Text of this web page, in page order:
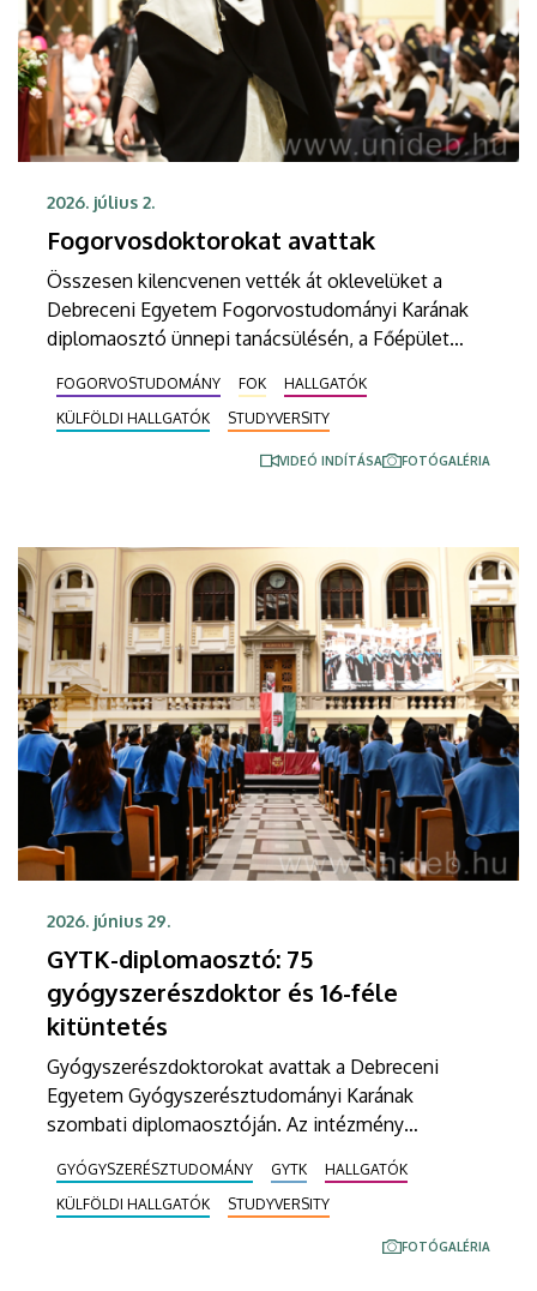
2026. július 2.
Fogorvosdoktorokat avattak
Összesen kilencvenen vették át oklevelüket a
Debreceni Egyetem Fogorvostudományi Karának
diplomaosztó ünnepi tanácsülésén, a Főépület
hallgatói önkormányzati kitüntetéseket is
kiosztottak.
FOGORVOSTUDOMÁNY FOK
HALLGATÓK
KÜLFÖLDI HALLGATÓK
STUDYVERSITY
VIDEÓ INDÍTÁSA FOTÓGALÉRIA
2026. június 29.
GYTK-diplomaosztó: 75
gyógyszerészdoktor és 16-féle
kitüntetés
Gyógyszerészdoktorokat avattak a Debreceni
Egyetem Gyógyszerésztudományi Karának
szombati diplomaosztóján. Az intézmény
Főépületének Díszudvarán tartott ünnepségen 75-
en vehették kézbe a tanulmányaik sikeres
befejezéséről szóló dokumentumot. Összesen 16
különböző kitüntetést, elismerést is átadtak.
GYÓGYSZERÉSZTUDOMÁNY GYTK
HALLGATÓK
KÜLFÖLDI HALLGATÓK
STUDYVERSITY
FOTÓGALÉRIA